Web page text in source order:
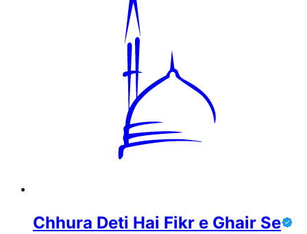
Chhura Deti Hai Fikr e Ghair Se